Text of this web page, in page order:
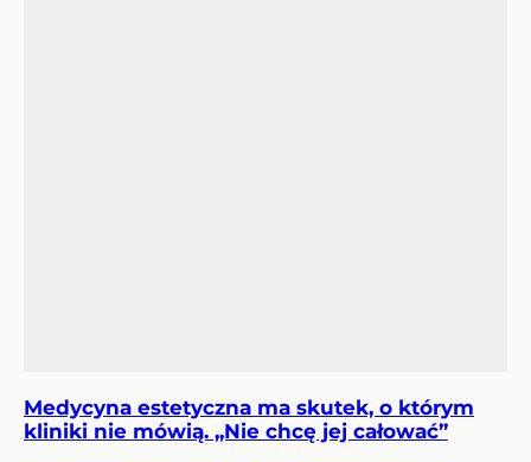
Medycyna estetyczna ma skutek, o którym
kliniki nie mówią. „Nie chcę jej całować”